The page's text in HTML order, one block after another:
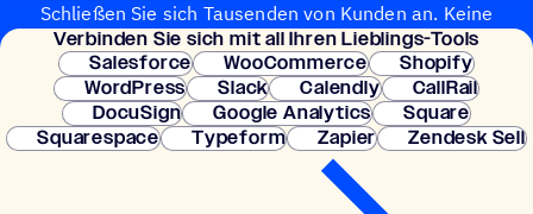
Schließen Sie sich Tausenden von Kunden an. Keine
Kreditkarte erforderlich. Sofortige Einrichtung.
Verbin­den Sie sich mit all Ihren Lieblings-Tools
Salesforce
WooCommerce
Shopify
WordPress
Slack Calendly
CallRail
DocuSign
Google Analytics
Square
Squarespace
Typeform Zapier Zendesk Sell